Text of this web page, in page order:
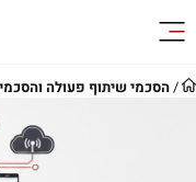
/הסכמי שיתוף פעולה